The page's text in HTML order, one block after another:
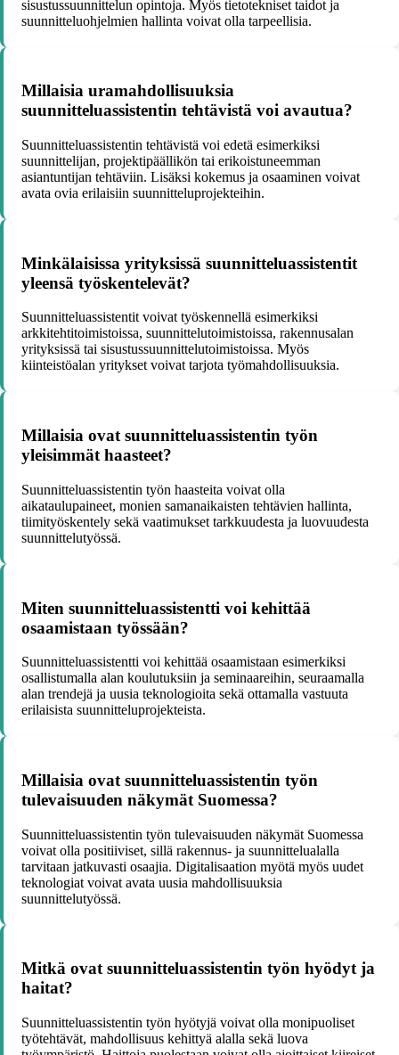
sisustussuunnittelun opintoja. Myös tietotekniset taidot ja
suunnitteluohjelmien hallinta voivat olla tarpeellisia.
Millaisia uramahdollisuuksia
suunnitteluassistentin tehtävistä voi avautua?
Suunnitteluassistentin tehtävistä voi edetä esimerkiksi
suunnittelijan, projektipäällikön tai erikoistuneemman
asiantuntijan tehtäviin. Lisäksi kokemus ja osaaminen voivat
avata ovia erilaisiin suunnitteluprojekteihin.
Minkälaisissa yrityksissä suunnitteluassistentit
yleensä työskentelevät?
Suunnitteluassistentit voivat työskennellä esimerkiksi
arkkitehtitoimistoissa, suunnittelutoimistoissa, rakennusalan
yrityksissä tai sisustussuunnittelutoimistoissa. Myös
kiinteistöalan yritykset voivat tarjota työmahdollisuuksia.
Millaisia ovat suunnitteluassistentin työn
yleisimmät haasteet?
Suunnitteluassistentin työn haasteita voivat olla
aikataulupaineet, monien samanaikaisten tehtävien hallinta,
tiimityöskentely sekä vaatimukset tarkkuudesta ja luovuudesta
suunnittelutyössä.
Miten suunnitteluassistentti voi kehittää
osaamistaan työssään?
Suunnitteluassistentti voi kehittää osaamistaan esimerkiksi
osallistumalla alan koulutuksiin ja seminaareihin, seuraamalla
alan trendejä ja uusia teknologioita sekä ottamalla vastuuta
erilaisista suunnitteluprojekteista.
Millaisia ovat suunnitteluassistentin työn
tulevaisuuden näkymät Suomessa?
Suunnitteluassistentin työn tulevaisuuden näkymät Suomessa
voivat olla positiiviset, sillä rakennus- ja suunnittelualalla
tarvitaan jatkuvasti osaajia. Digitalisaation myötä myös uudet
teknologiat voivat avata uusia mahdollisuuksia
suunnittelutyössä.
Mitkä ovat suunnitteluassistentin työn hyödyt ja
haitat?
Suunnitteluassistentin työn hyötyjä voivat olla monipuoliset
työtehtävät, mahdollisuus kehittyä alalla sekä luova